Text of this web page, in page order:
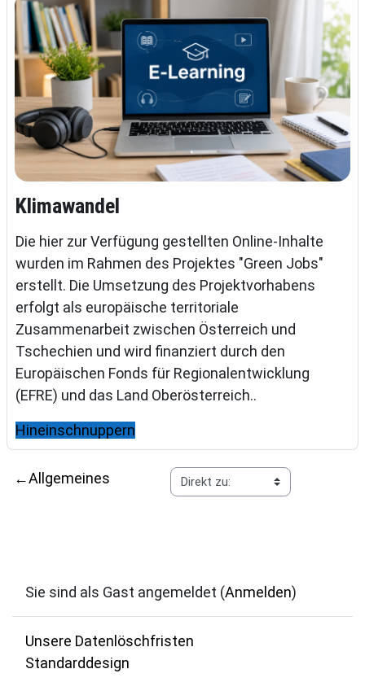
Klimawandel
Die hier zur Verfügung gestellten Online-Inhalte
wurden im Rahmen des Projektes "Green Jobs"
erstellt. Die Umsetzung des Projektvorhabens
erfolgt als europäische territoriale
Zusammenarbeit zwischen Österreich und
Tschechien und wird finanziert durch den
Europäischen Fonds für Regionalentwicklung
(EFRE) und das Land Oberösterreich..
Hineinschnuppern
←Allgemeines
Sie sind als Gast angemeldet (Anmelden)
Unsere Datenlöschfristen
Standarddesign